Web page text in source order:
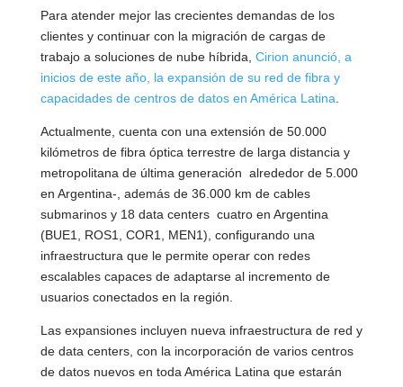
Para atender mejor las crecientes demandas de los
clientes y continuar con la migración de cargas de
trabajo a soluciones de nube híbrida, Cirion anunció, a
inicios de este año, la expansión de su red de fibra y
capacidades de centros de datos en América Latina.
Actualmente, cuenta con una extensión de 50.000
kilómetros de fibra óptica terrestre de larga distancia y
metropolitana de última generación  alrededor de 5.000
en Argentina-, además de 36.000 km de cables
submarinos y 18 data centers  cuatro en Argentina
(BUE1, ROS1, COR1, MEN1), configurando una
infraestructura que le permite operar con redes
escalables capaces de adaptarse al incremento de
usuarios conectados en la región.
Las expansiones incluyen nueva infraestructura de red y
de data centers, con la incorporación de varios centros
de datos nuevos en toda América Latina que estarán